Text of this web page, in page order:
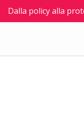
Dalla policy alla